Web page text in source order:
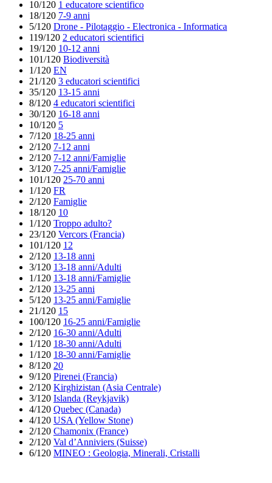
10/120 1 educatore scientifico
18/120 7-9 anni
5/120 Drone - Pilotaggio - Electronica - Informatica
119/120 2 educatori scientifici
19/120 10-12 anni
101/120 Biodiversità
1/120 EN
21/120 3 educatori scientifici
35/120 13-15 anni
8/120 4 educatori scientifici
30/120 16-18 anni
10/120 5
7/120 18-25 anni
2/120 7-12 anni
2/120 7-12 anni/Famiglie
3/120 7-25 anni/Famiglie
101/120 25-70 anni
1/120 FR
2/120 Famiglie
18/120 10
1/120 Troppo adulto?
23/120 Vercors (Francia)
101/120 12
2/120 13-18 anni
3/120 13-18 anni/Adulti
1/120 13-18 anni/Famiglie
2/120 13-25 anni
5/120 13-25 anni/Famiglie
21/120 15
100/120 16-25 anni/Famiglie
2/120 16-30 anni/Adulti
1/120 18-30 anni/Adulti
1/120 18-30 anni/Famiglie
8/120 20
9/120 Pirenei (Francia)
2/120 Kirghizistan (Asia Centrale)
3/120 Islanda (Reykjavik)
4/120 Quebec (Canada)
4/120 USA (Yellow Stone)
2/120 Chamonix (France)
2/120 Val d’Anniviers (Suisse)
6/120 MINEO : Geologia, Minerali, Cristalli